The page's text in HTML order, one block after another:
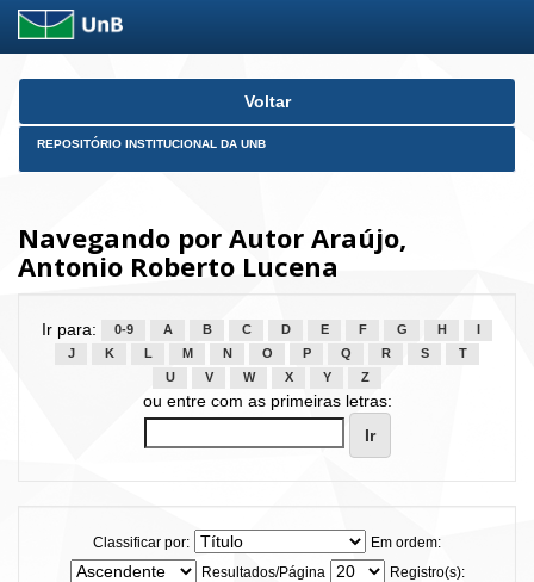
Skip
Voltar
REPOSITÓRIO INSTITUCIONAL DA UNB
Navegando por Autor Araújo,
Antonio Roberto Lucena
Ir para: 0-9 A B C D E F G H
J
K L M N O P Q R S
T
U
V W X Y Z
ou entre com as primeiras letras:
Classificar por:
Em ordem:
Resultados/Página
Registro(s):